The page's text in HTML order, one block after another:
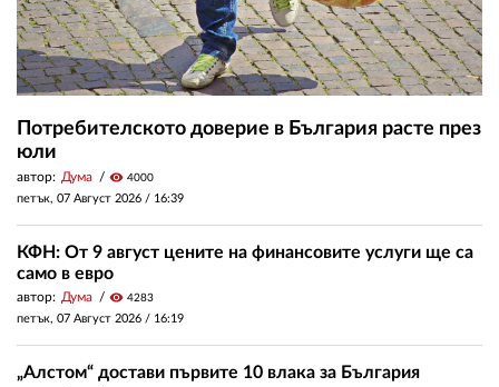
Потребителското доверие в България расте през
юли
автор: Дума visibility 4000
петък, 07 Август 2026 / 16:39
КФН: От 9 август цените на финансовите услуги ще са
само в евро
автор: Дума visibility 4283
петък, 07 Август 2026 / 16:19
„Алстом“ достави първите 10 влака за България